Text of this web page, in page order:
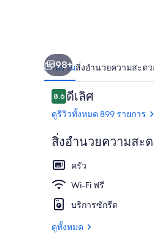
98+
ภาพรวมสิ่งอำนวยความสะด
รีวิว
8.68.6 จาก 10
ดีเลิศ
ดูรีวิวทั้งหมด 899 รายการ
สิ่งอำนวยความสะ
ครัว
Wi-Fi ฟรี
บริการซักรีด
ดูทั้งหมด